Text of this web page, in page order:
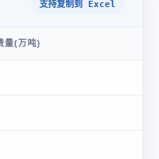
支持复制到 Excel
量(万吨)